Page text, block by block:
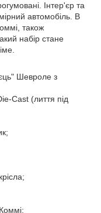
Інтер'єр та
автомобіль. В
також
набір стане
Шевроле з
Cast (лиття під